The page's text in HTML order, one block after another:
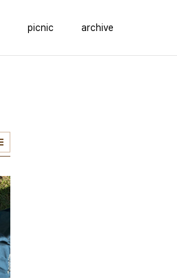
picnic archive